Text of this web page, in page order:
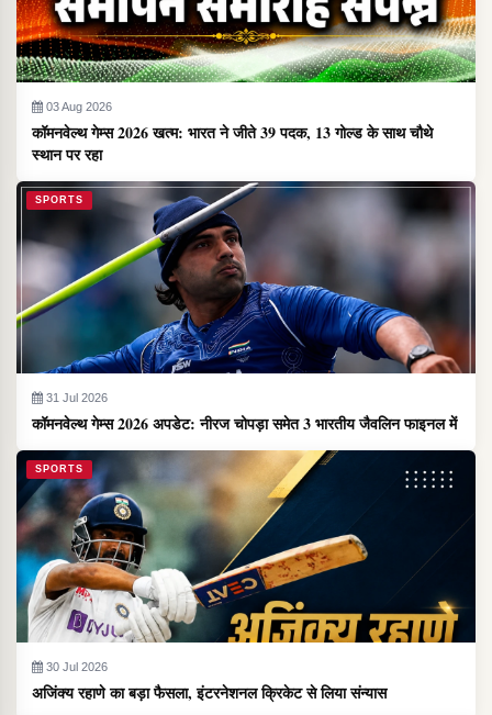
03 Aug 2026
कॉमनवेल्थ गेम्स 2026 खत्म: भारत ने जीते 39 पदक, 13 गोल्ड के साथ चौथे
स्थान पर रहा
SPORTS
31 Jul 2026
कॉमनवेल्थ गेम्स 2026 अपडेट: नीरज चोपड़ा समेत 3 भारतीय जैवलिन फाइनल में
SPORTS
30 Jul 2026
अजिंक्य रहाणे का बड़ा फैसला, इंटरनेशनल क्रिकेट से लिया संन्यास